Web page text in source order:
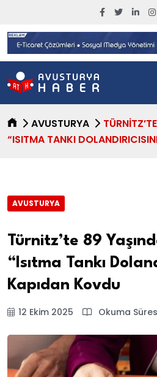
AVUSTURYA
“ISITMA TANKI
AVUSTURYA
Türnitz’te 89
“Isıtma Tankı
Kapıdan Kovdu
12 Ekim 2025 Okuma